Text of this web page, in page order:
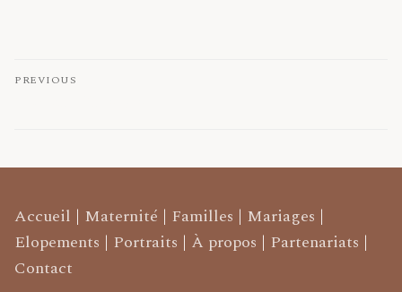
PREVIOUS
Accueil | Maternité | Familles | Mariages |
Elopements | Portraits | À propos | Partenariats |
Contact